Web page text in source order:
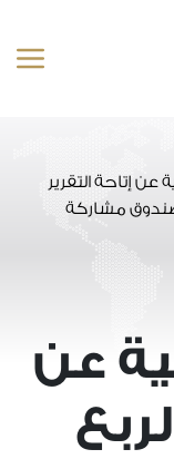
عن إتاحة التقرير
مشاركة
عن